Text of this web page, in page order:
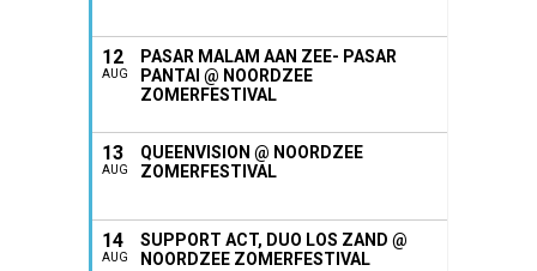
12
AUG
PASAR MALAM AAN ZEE- PASAR
PANTAI @ NOORDZEE
ZOMERFESTIVAL
13
AUG
QUEENVISION @ NOORDZEE
ZOMERFESTIVAL
14
AUG
SUPPORT ACT, DUO LOS ZAND @
NOORDZEE ZOMERFESTIVAL